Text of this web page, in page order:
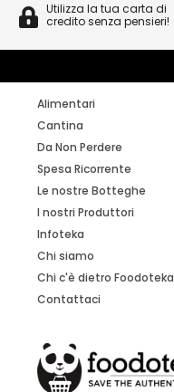
Utilizza la tua carta di
credito senza pensieri!
Alimentari
Cantina
Da Non Perdere
Spesa Ricorrente
Le nostre Botteghe
I nostri Produttori
Infoteka
Chi siamo
Chi c'è dietro Foodoteka
Contattaci